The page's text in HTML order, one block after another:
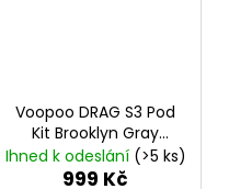
Voopoo DRAG S3 Pod
Kit Brooklyn Gray
3000mAh
Ihned k odeslání (>5 ks)
999 Kč